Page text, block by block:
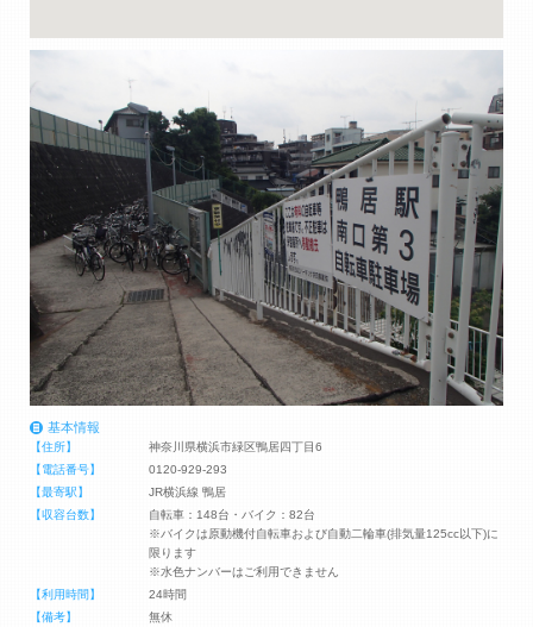
基本情報
【住所】
神奈川県横浜市緑区鴨居四丁目6
【電話番号】
0120-929-293
【最寄駅】
JR横浜線 鴨居
【収容台数】
自転車：148台・バイク：82台
※バイクは原動機付自転車および自動二輪車(排気量125cc以下)に
限ります
※水色ナンバーはご利用できません
【利用時間】
24時間
【備考】
無休